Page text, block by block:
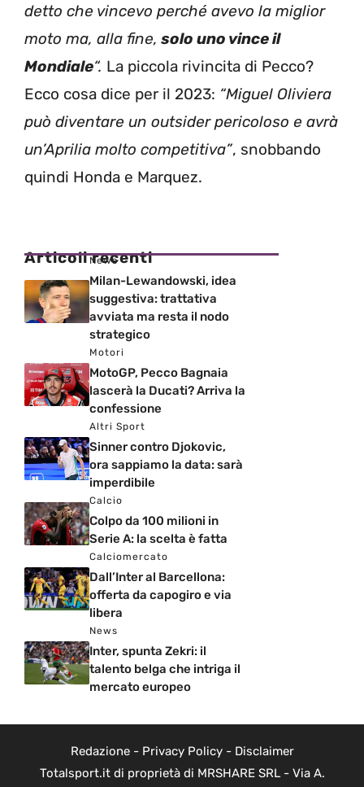
detto che vincevo perché avevo la miglior
moto ma, alla fine, solo uno vince il
Mondiale“. La piccola rivincita di Pecco?
Ecco cosa dice per il 2023: “Miguel Oliviera
può diventare un outsider pericoloso e avrà
un’Aprilia molto competitiva”, snobbando
quindi Honda e Marquez.
Articoli recenti
News
Milan-Lewandowski, idea
suggestiva: trattativa
avviata ma resta il nodo
strategico
Motori
MotoGP, Pecco Bagnaia
lascerà la Ducati? Arriva la
confessione
Altri Sport
Sinner contro Djokovic,
ora sappiamo la data: sarà
imperdibile
Calcio
Colpo da 100 milioni in
Serie A: la scelta è fatta
Calciomercato
Dall’Inter al Barcellona:
offerta da capogiro e via
libera
News
Inter, spunta Zekri: il
talento belga che intriga il
mercato europeo
Redazione- Privacy Policy- Disclaimer
Totalsport.it di proprietà di MRSHARE SRL - Via A.